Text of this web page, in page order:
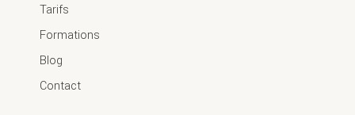
Tarifs
Formations
Blog
Contact